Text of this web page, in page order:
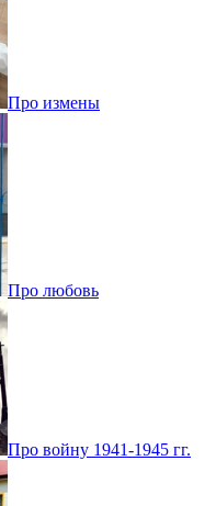
Про измены
Про любовь
Про войну 1941-1945 гг.